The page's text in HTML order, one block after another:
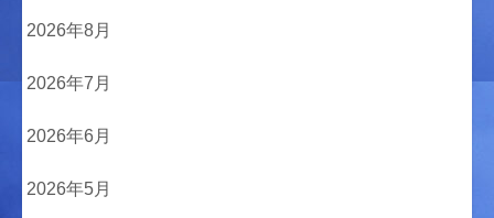
2026年8月
2026年7月
2026年6月
2026年5月